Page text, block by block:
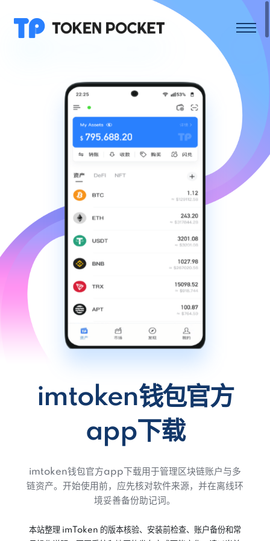
imtoken钱包官方
app下载
imtoken钱包官方app下载用于管理区块链账户与多
链资产。开始使用前，应先核对软件来源，并在离线环
境妥善备份助记词。
本站整理 imToken 的版本核验、安装前检查、账户备份和常